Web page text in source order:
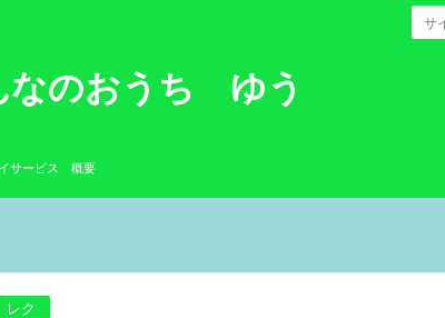
んなのおうち ゆ
サービス 概要
レク